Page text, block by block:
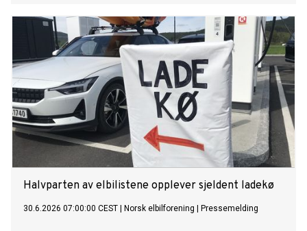
Halvparten av elbilistene opplever sjeldent ladekø
30.6.2026 07:00:00 CEST Norsk elbilforening Pressemelding